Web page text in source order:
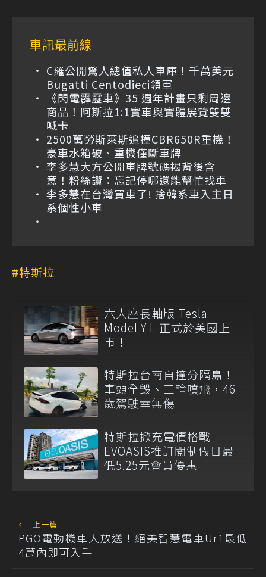
車訊最前線
C羅公開驚人總值私人車庫！千萬美元
Bugatti Centodieci領軍
《閃電霹靂車》35 週年計畫只剩周邊
商品！阿斯拉1:1實車與實體展覽雙雙
喊卡
2500萬勞斯萊斯追撞CBR650R重機！
豪車水箱破、重機僅斷車牌
李多慧大方公開車牌號碼揭背後含
意！粉絲讚：忘記停哪還能幫忙找車
李多慧在台灣買車了! 捨韓系車入主日
系個性小車
特斯拉
六人座長軸版 Tesla
Model Y L 正式於美國上
市！
特斯拉台南自撞分隔島！
車頭全毀、三輪噴飛，46
歲駕駛幸無傷
特斯拉掀充電價格戰
EVOASIS推訂閱制假日最
低5.25元會員優惠
← 上一篇
PGO電動機車大放送！絕美智慧電車Ur1最低
4萬內即可入手